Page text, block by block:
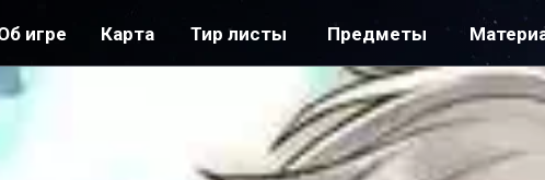
игре Карта Тир листы Предметы